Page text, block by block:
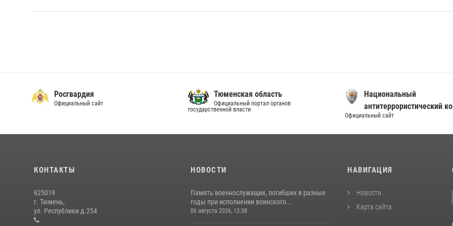
Росгвардия
Официальный сайт
Тюменская область
Официальный портал органов
государственной власти
Национальный
антитеррористический
Официальный сайт
КОНТАКТЫ
625019
г. Тюмень,
ул. Республики д.254
НОВОСТИ
Память военнослужащих, погибших в разные
годы при исполнении воинского...
06 августа 2026, 12:38
НАВИГАЦИЯ
Новости
Карта сайта